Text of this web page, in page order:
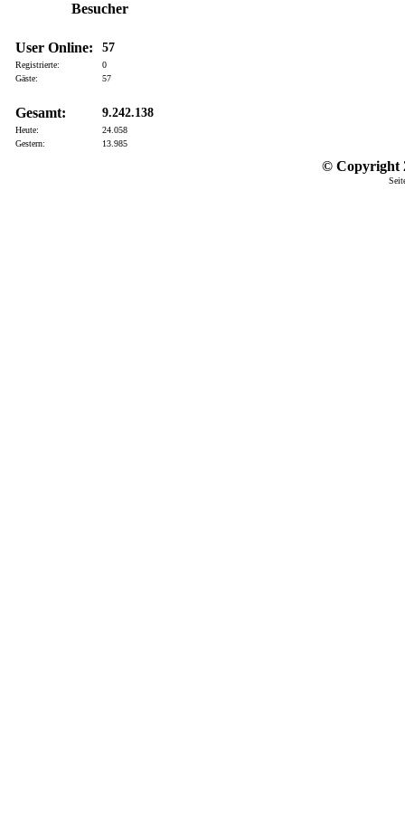
Besucher
User Online: 57
Registrierte:
0
Gäste:
57
Gesamt: 9.242.138
Heute:
24.058
Gestern:
13.985
© Copyright